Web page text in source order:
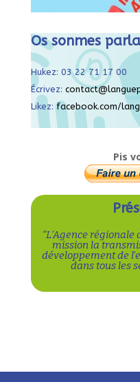
Os sonmes
Hukez: 03 22 71 17 00
Écrivez:
Likez:facebook.com/
Pis
“L’Agence
mission la
développement de
dans tous les